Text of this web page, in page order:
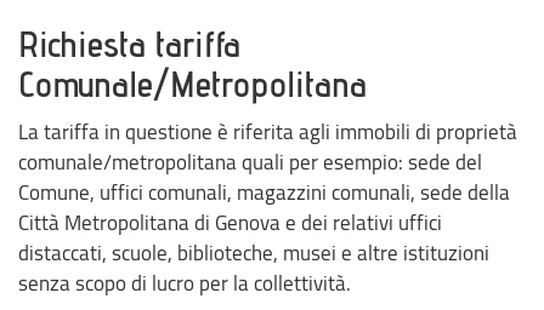
Richiesta tariffa
Comunale/Metropolitana
La tariffa in questione è riferita agli immobili di proprietà
comunale/metropolitana quali per esempio: sede del
Comune, uffici comunali, magazzini comunali, sede della
Città Metropolitana di Genova e dei relativi uffici
distaccati, scuole, biblioteche, musei e altre istituzioni
senza scopo di lucro per la collettività.